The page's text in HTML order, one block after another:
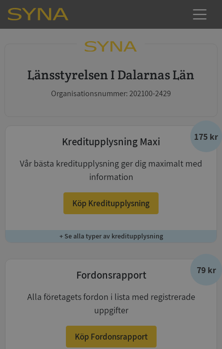
Länsstyrelsen I Dalarnas Län
Organisationsnummer: 202100-2429
175 kr
Kreditupplysning Maxi
Vår bästa kreditupplysning ger dig maximalt med
information
Köp Kreditupplysning
+ Se alla typer av kreditupplysning
79 kr
Fordonsrapport
Alla företagets fordon i lista med registrerade
uppgifter
Köp Fordonsrapport